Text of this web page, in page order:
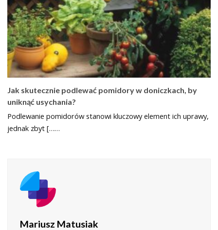
Jak skutecznie podlewać pomidory w doniczkach, by
uniknąć usychania?
Podlewanie pomidorów stanowi kluczowy element ich uprawy,
jednak zbyt [……
Mariusz Matusiak